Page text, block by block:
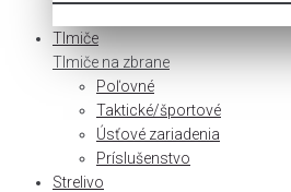
Tlmiče
Tlmiče na zbrane
Poľovné
Taktické/športové
Úsťové zariadenia
Príslušenstvo
Strelivo